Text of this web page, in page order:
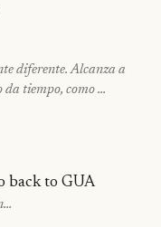
diferente. Alcanza a
da tiempo, como …
back to GUA